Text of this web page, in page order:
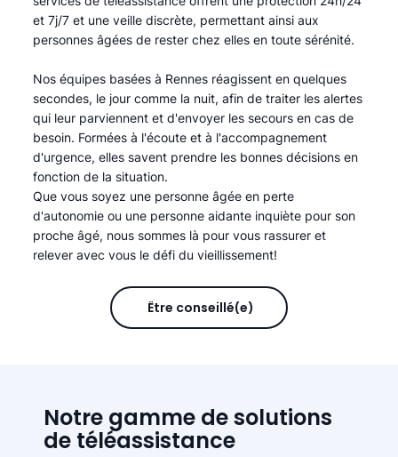
et 7j/7 et une veille discrète, permettant ainsi aux
personnes âgées de rester chez elles en toute sérénité.​
Nos équipes basées à Rennes réagissent en quelques
secondes, le jour comme la nuit, afin de traiter les alertes
qui leur parviennent et d'envoyer les secours en cas de
besoin. Formées à l'écoute et à l'accompagnement
d'urgence, elles savent prendre les bonnes décisions en
fonction de la situation.
Que vous soyez une personne âgée en perte
d'autonomie ou une personne aidante inquiète pour son
proche âgé, nous sommes là pour vous rassurer et
relever avec vous le défi du vieillissement!
Être conseillé(e)
Notre gamme de solutions
de téléassistance